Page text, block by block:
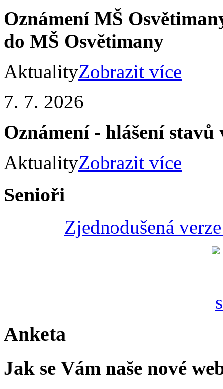
Oznámení MŠ
do MŠ Osvětimany
AktualityZobrazit více
7. 7. 2026
Oznámení - hlášení
AktualityZobrazit více
Senioři
Zjednodušená
Anketa
Jak se Vám naše nové